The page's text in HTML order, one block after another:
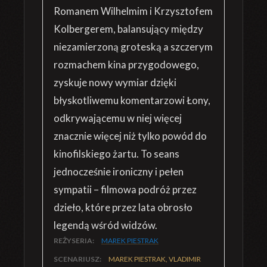
Romanem Wilhelmim i Krzysztofem
Kolbergerem, balansujący między
niezamierzoną groteską a szczerym
rozmachem kina przygodowego,
zyskuje nowy wymiar dzięki
błyskotliwemu komentarzowi Łony,
odkrywającemu w niej więcej
znacznie więcej niż tylko powód do
kinofilskiego żartu. To seans
jednocześnie ironiczny i pełen
sympatii – filmowa podróż przez
dzieło, które przez lata obrosło
legendą wśród widzów.
REŻYSERIA: MAREK PIESTRAK
SCENARIUSZ:
MAREK PIESTRAK, VLADIMIR